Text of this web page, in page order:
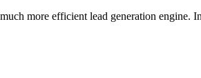
more efficient lead generation